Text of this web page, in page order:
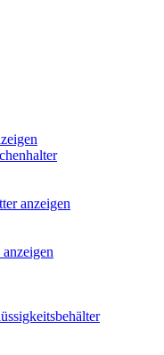
anzeigen